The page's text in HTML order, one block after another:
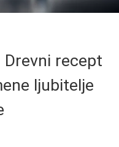
Drevni recept
ljubitelje